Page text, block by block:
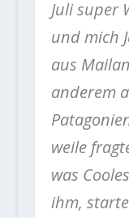
Juli super
und mich
aus
anderem
weile
was
ihm,